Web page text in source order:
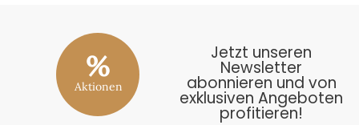
%
Aktionen
Jetzt unseren
Newsletter
abonnieren und von
exklusiven Angeboten
profitieren!